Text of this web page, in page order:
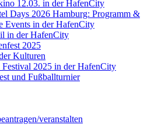
12.03. in der HafenCity
Days 2026 Hamburg: Programm &
Events in der HafenCity
in der HafenCity
2025
Kulturen
Festival 2025 in der HafenCity
und Fußballturnier
veranstalten